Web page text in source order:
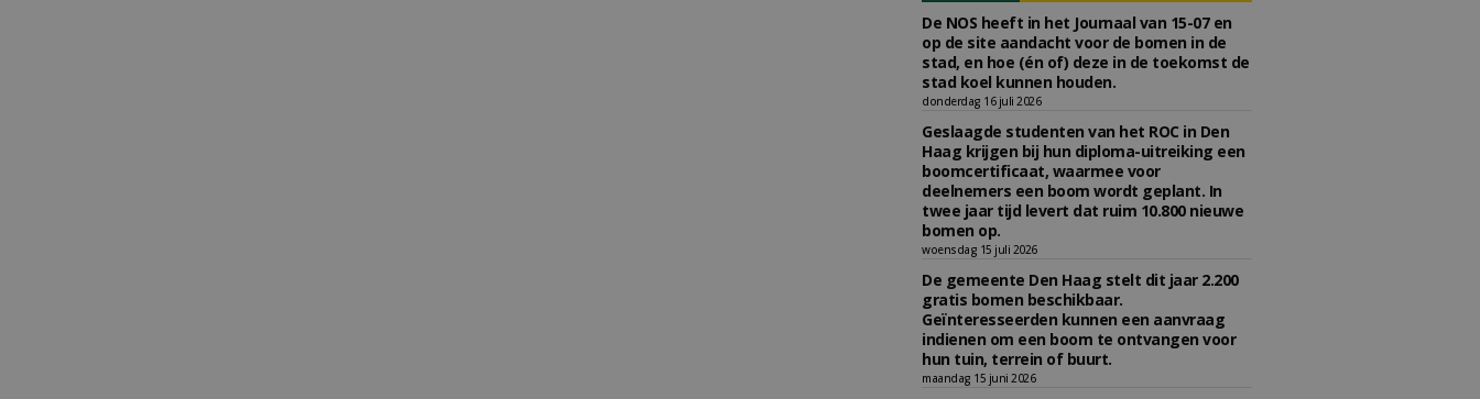
De NOS heeft in het Journaal van 15-07 en
op de site aandacht voor de bomen in de
stad, en hoe (én of) deze in de toekomst de
stad koel kunnen houden.
donderdag 16 juli 2026
Geslaagde studenten van het ROC in Den
Haag krijgen bij hun diploma-uitreiking een
boomcertificaat, waarmee voor
deelnemers een boom wordt geplant. In
twee jaar tijd levert dat ruim 10.800 nieuwe
bomen op.
woensdag 15 juli 2026
De gemeente Den Haag stelt dit jaar 2.200
gratis bomen beschikbaar.
Geïnteresseerden kunnen een aanvraag
indienen om een boom te ontvangen voor
hun tuin, terrein of buurt.
maandag 15 juni 2026